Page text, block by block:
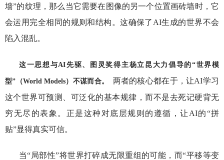
墙”的纹理，那么当它需要在图像的另一个位置画砖墙时，它
会运用完全相同的规则和结构。这确保了AI生成的世界不会
陷入混乱。
这一思想与AI先驱、图灵奖得主杨立昆大力倡导的“世界模
型”（World Models）不谋而合。
两者的核心都在于，让AI学习
这个世界可预测、可泛化的基本规律，而不是去死记硬背无
穷无尽的表象。正是这种对底层规则的遵循，让AI的“拼
贴”显得真实可信。
当“局部性”将世界打碎成无限重组的可能，而“平移等变